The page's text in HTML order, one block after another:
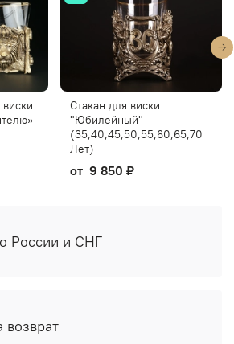
Стакан для виски
"Юбилейный"
(35,40,45,50,55,60,65,70
Лет)
от 9 850 ₽
России и СНГ
возврат